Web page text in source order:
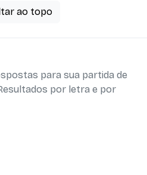
ao topo
para sua partida de
por letra e por